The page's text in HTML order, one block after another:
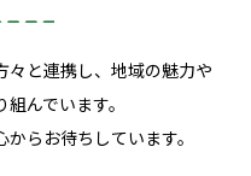
と連携し、 地域の魅力や
んでいます。
らお待ちしています。